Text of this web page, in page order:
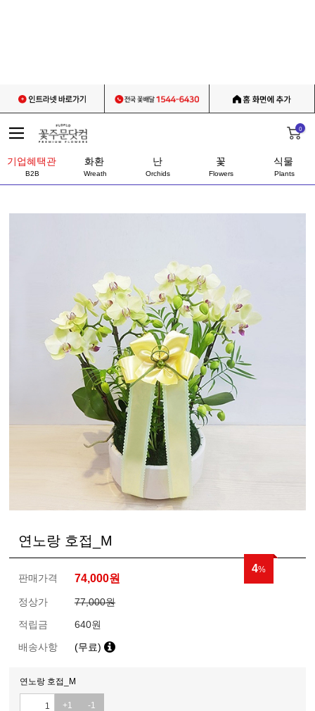
0
기업혜택관
B2B
화환
Wreath
난
Orchids
꽃
Flowers
식물
Plants
연노랑 호접_M
4%
판매가격 74,000원
정상가
77,000원
적립금
640원
배송사항
(무료)
연노랑 호접_M
+1 -1